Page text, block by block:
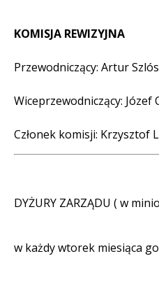
KOMISJA REWIZYJNA
Przewodniczący: Artur
Wiceprzewodniczący: Józef
Członek komisji: Krzysztof
DYŻURY ZARZĄDU ( w
w każdy wtorek miesiąca